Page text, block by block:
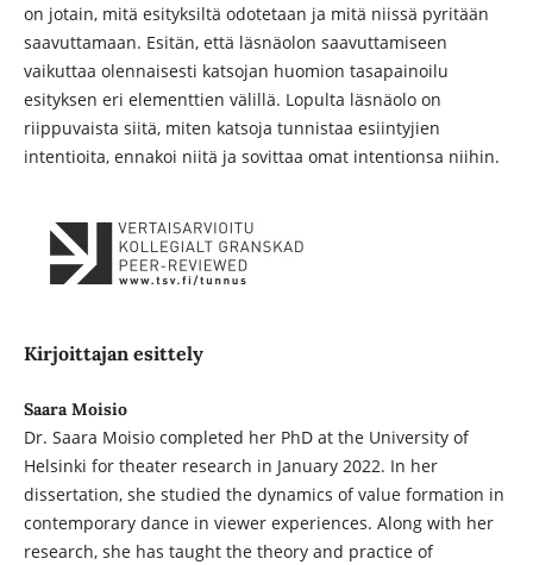
on jotain, mitä esityksiltä odotetaan ja mitä niissä pyritään
saavuttamaan. Esitän, että läsnäolon saavuttamiseen
vaikuttaa olennaisesti katsojan huomion tasapainoilu
esityksen eri elementtien välillä. Lopulta läsnäolo on
riippuvaista siitä, miten katsoja tunnistaa esiintyjien
intentioita, ennakoi niitä ja sovittaa omat intentionsa niihin.
Kirjoittajan esittely
Saara Moisio
Dr. Saara Moisio completed her PhD at the University of
Helsinki for theater research in January 2022. In her
dissertation, she studied the dynamics of value formation in
contemporary dance in viewer experiences. Along with her
research, she has taught the theory and practice of